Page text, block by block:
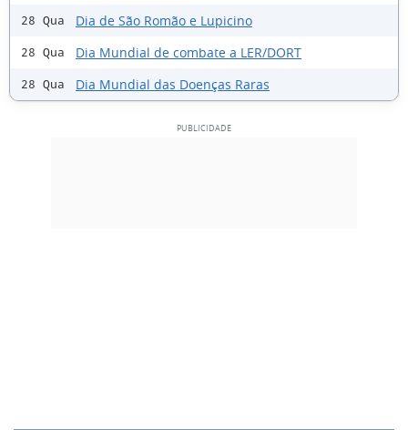
28 Qua Dia de São Romão e Lupicino
28 Qua Dia Mundial de combate a LER/DORT
28 Qua Dia Mundial das Doenças Raras